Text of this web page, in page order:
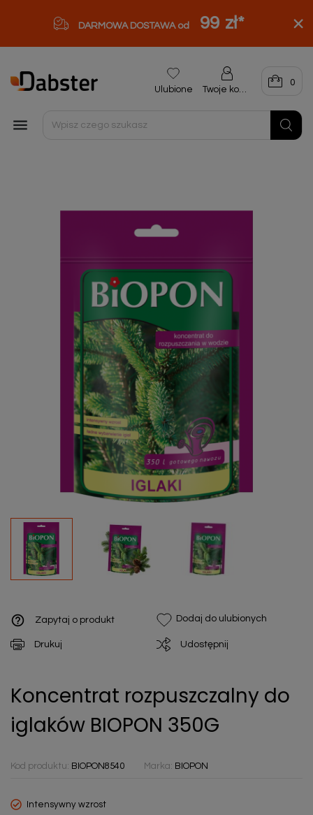
DARMOWA DOSTAWA od 99 zł*

Ulubione Twoje konto
0
help_outline Zapytaj o produkt Dodaj do ulubionych
Drukuj Udostępnij
Koncentrat rozpuszczalny do
iglaków BIOPON 350G
Kod produktu: BIOPON8540 Marka: BIOPON
Intensywny wzrost